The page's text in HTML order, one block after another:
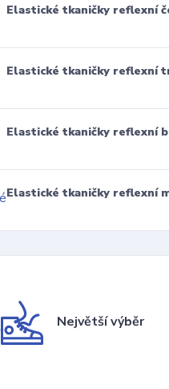
Elastické tkaničky reflexní
Elastické tkaničky reflexní
Elastické tkaničky reflexní
Elastické tkaničky reflexní
Největší výběr